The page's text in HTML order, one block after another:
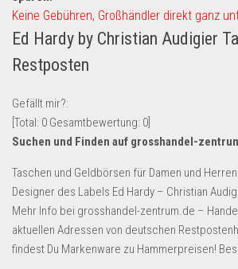
Handy und Smartphone
Kosmetik & Pflege
Lebensmittel & Getränke
Münzen
Spielzeug & Games
Schuhe & Accessoires
Sport & Freizeit
Uhren & Schmuck
Wohnen & Einrichten
Keine Gebühren, Großhändler direkt ganz
Ed Hardy by Christian Audigier
Restposten
Gefällt mir?:
[Total: 0 Gesamtbewertung: 0
Suchen und Finden auf grosshandel-
Taschen und Geldbörsen für Damen und
Designer des Labels Ed Hardy – Christian
Mehr Info bei grosshandel-zentrum.de –
aktuellen Adressen von deutschen
findest Du Markenware zu Hammerpreisen!